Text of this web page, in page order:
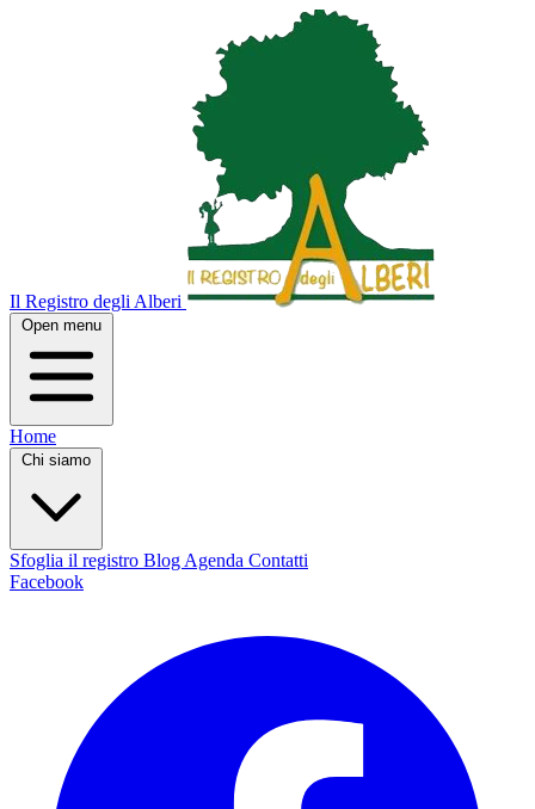
Il Registro degli Alberi
Open menu
Home
Chi siamo
Sfoglia il registro Blog Agenda Contatti
Facebook